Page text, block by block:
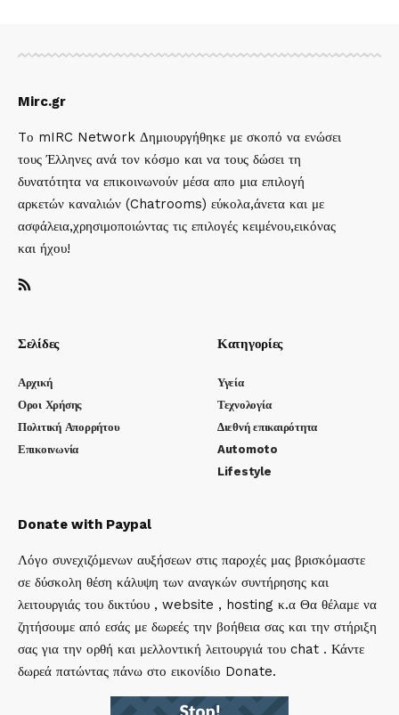
Mirc.gr
Tο mIRC Network Δημιουργήθηκε με σκοπό να ενώσει
τους Έλληνες ανά τον κόσμο και να τους δώσει τη
δυνατότητα να επικοινωνούν μέσα απο μια επιλογή
αρκετών καναλιών (Chatrooms) εύκολα,άνετα και με
ασφάλεια,χρησιμοποιώντας τις επιλογές κειμένου,εικόνας
και ήχου!
Σελίδες
Αρχική
Οροι Χρήσης
Πολιτική Απορρήτου
Επικοινωνία
Κατηγορίες
Υγεία
Τεχνολογία
Διεθνή επικαιρότητα
Automoto
Lifestyle
Donate with Paypal
Λόγο συνεχιζόμενων αυξήσεων στις παροχές μας βρισκόμαστε
σε δύσκολη θέση κάλυψη των αναγκών συντήρησης και
λειτουργιάς του δικτύου , website , hosting κ.α Θα θέλαμε να
ζητήσουμε από εσάς με δωρεές την βοήθεια σας και την στήριξη
σας για την ορθή και μελλοντική λειτουργιά του chat . Κάντε
δωρεά πατώντας πάνω στο εικονίδιο Donate.